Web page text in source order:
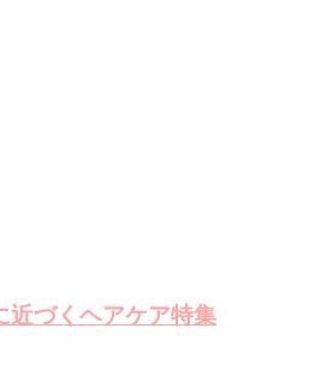
近づくヘアケア特集